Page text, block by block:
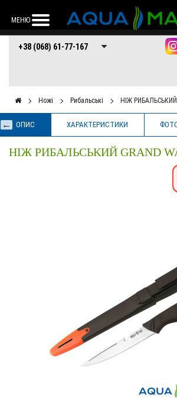
МЕНЮ
+38 (068) 61-77-
167
+38 (066) 61-
+38 (068) 61-77-167
Ножі Рибальські НІЖ РИБАЛЬСЬКИЙ
ОПИС ХАРАКТЕРИСТИКИ
НІЖ РИБАЛЬСЬКИЙ GRAND